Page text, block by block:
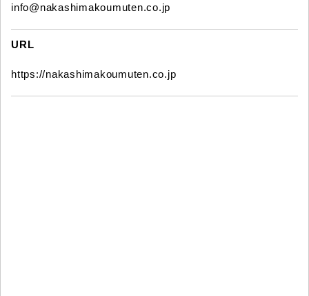
info@nakashimakoumuten.co.jp
URL
https://nakashimakoumuten.co.jp